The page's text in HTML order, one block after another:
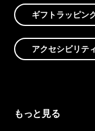
ギフトラッピン
アクセシビリテ
もっと見る